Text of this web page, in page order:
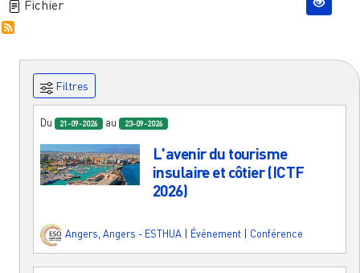
Fichier
Filtres
Du 21-09-2026 au 23-09-2026
L'avenir du tourisme
insulaire et côtier (ICTF
2026)
Angers, Angers - ESTHUA Événement Conférence